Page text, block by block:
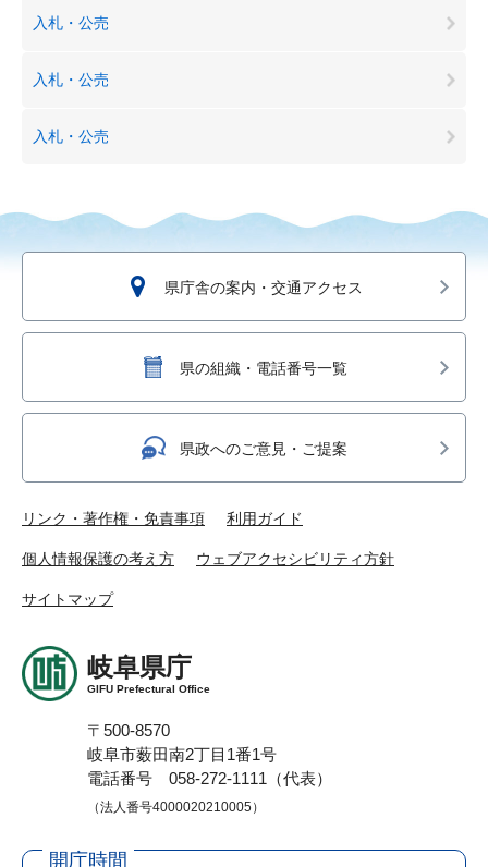
入札・公売
入札・公売
入札・公売
県庁舎の案内・交通アクセス
県の組織・電話番号一覧
県政へのご意見・ご提案
リンク・著作権・免責事項 利用ガイド
個人情報保護の考え方 ウェブアクセシビリティ方針
サイトマップ
岐阜県庁
GIFU Prefectural Office
〒500-8570
岐阜市薮田南2丁目1番1号
電話番号 058-272-1111（代表）
（法人番号4000020210005）
開庁時間